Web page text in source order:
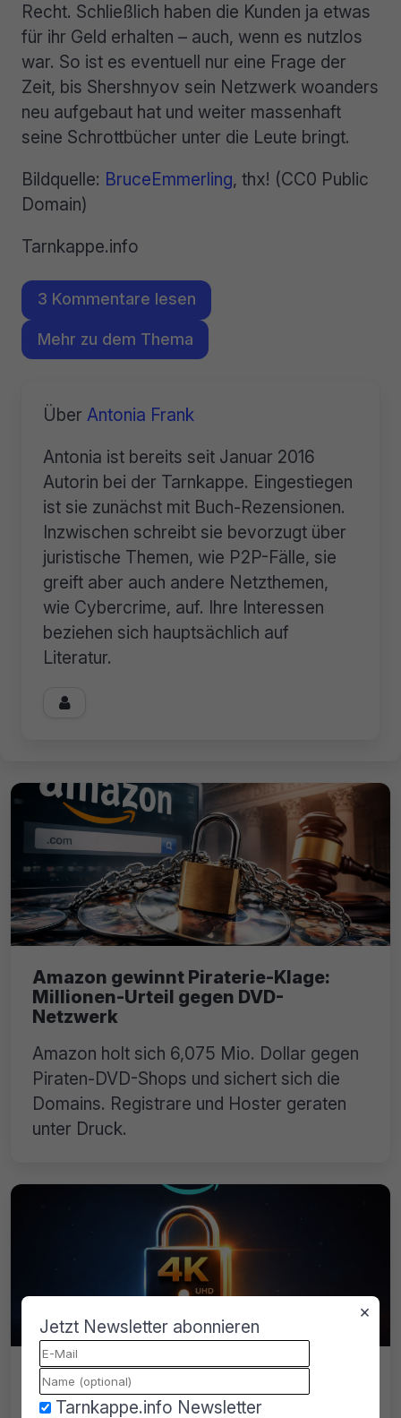
Recht. Schließlich haben die Kunden ja etwas
für ihr Geld erhalten – auch, wenn es nutzlos
war. So ist es eventuell nur eine Frage der
Zeit, bis Shershnyov sein Netzwerk woanders
neu aufgebaut hat und weiter massenhaft
seine Schrottbücher unter die Leute bringt.
Bildquelle: BruceEmmerling, thx! (CC0 Public
Domain)
Tarnkappe.info
3 Kommentare lesen
Mehr zu dem Thema
Über Antonia Frank
Antonia ist bereits seit Januar 2016
Autorin bei der Tarnkappe. Eingestiegen
ist sie zunächst mit Buch-Rezensionen.
Inzwischen schreibt sie bevorzugt über
juristische Themen, wie P2P-Fälle, sie
greift aber auch andere Netzthemen,
wie Cybercrime, auf. Ihre Interessen
beziehen sich hauptsächlich auf
Literatur.

Amazon gewinnt Piraterie-Klage:
Millionen-Urteil gegen DVD-
Netzwerk
Amazon holt sich 6,075 Mio. Dollar gegen
Piraten-DVD-Shops und sichert sich die
Domains. Registrare und Hoster geraten
unter Druck.
Prime Video Ultra: Amazon sperrt 4K
hinter neue Paywall
×
Jetzt Newsletter abonnieren
Tarnkappe.info Newsletter